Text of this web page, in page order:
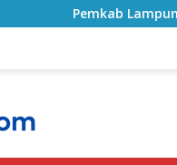
Selatan Mulai